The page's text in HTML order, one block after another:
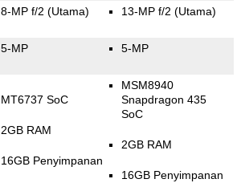
8-MP f/2 (Utama) 13-MP f/2 (Utama)
5-MP 5-MP
MT6737 SoC
2GB RAM
16GB Penyimpanan
MSM8940
Snapdragon 435
SoC
2GB RAM
16GB Penyimpanan